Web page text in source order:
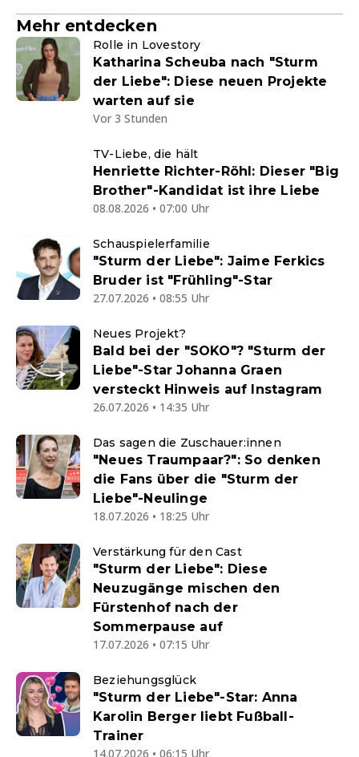
Mehr entdecken
Rolle in Lovestory
Katharina Scheuba nach "Sturm
der Liebe": Diese neuen Projekte
warten auf sie
Vor 3 Stunden
TV-Liebe, die hält
Henriette Richter-Röhl: Dieser "Big
Brother"-Kandidat ist ihre Liebe
08.08.2026 • 07:00 Uhr
Schauspielerfamilie
"Sturm der Liebe": Jaime Ferkics
Bruder ist "Frühling"-Star
27.07.2026 • 08:55 Uhr
Neues Projekt?
Bald bei der "SOKO"? "Sturm der
Liebe"-Star Johanna Graen
versteckt Hinweis auf Instagram
26.07.2026 • 14:35 Uhr
Das sagen die Zuschauer:innen
"Neues Traumpaar?": So denken
die Fans über die "Sturm der
Liebe"-Neulinge
18.07.2026 • 18:25 Uhr
Verstärkung für den Cast
"Sturm der Liebe": Diese
Neuzugänge mischen den
Fürstenhof nach der
Sommerpause auf
17.07.2026 • 07:15 Uhr
Beziehungsglück
"Sturm der Liebe"-Star: Anna
Karolin Berger liebt Fußball-
Trainer
14.07.2026 • 06:15 Uhr